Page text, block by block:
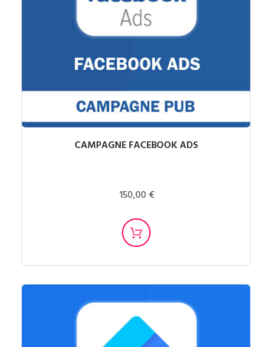
CAMPAGNE FACEBOOK ADS
150,00 €